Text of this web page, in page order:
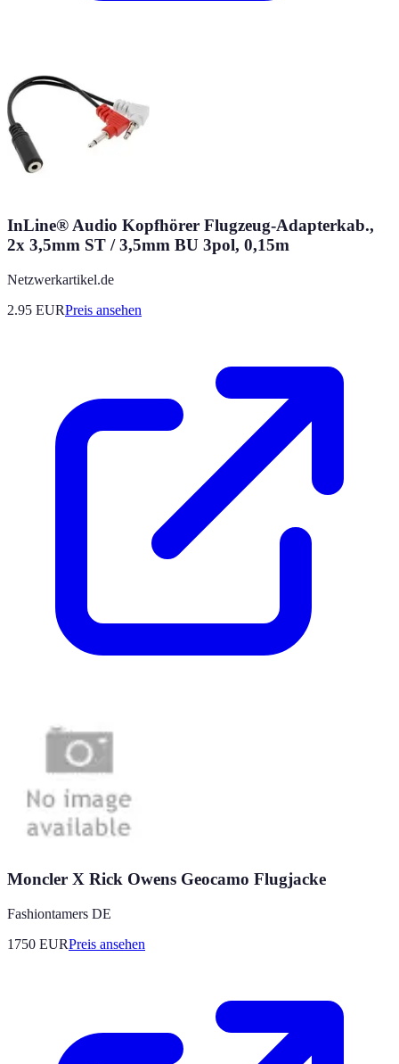
InLine® Audio Kopfhörer Flugzeug-Adapterkab.,
2x 3,5mm ST / 3,5mm BU 3pol, 0,15m
Netzwerkartikel.de
2.95 EURPreis ansehen
Moncler X Rick Owens Geocamo Flugjacke
Fashiontamers DE
1750 EURPreis ansehen